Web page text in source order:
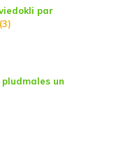
par
(3)
un